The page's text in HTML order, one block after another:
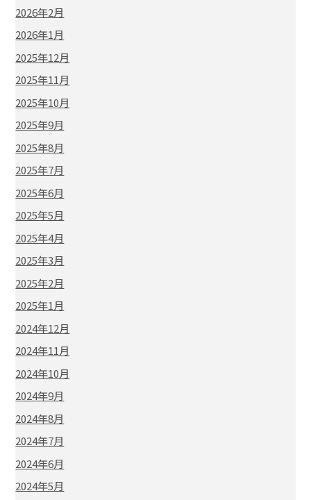
2026年2月
2026年1月
2025年12月
2025年11月
2025年10月
2025年9月
2025年8月
2025年7月
2025年6月
2025年5月
2025年4月
2025年3月
2025年2月
2025年1月
2024年12月
2024年11月
2024年10月
2024年9月
2024年8月
2024年7月
2024年6月
2024年5月